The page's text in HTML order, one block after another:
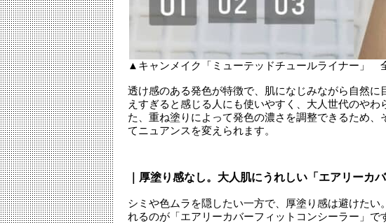
▲キャンメイク「ミューテッドチュールライナー」
透け感のある発色が特徴で、肌になじみながら自然
えすぎると感じる人にも使いやすく、大人世代のや
た、重ね塗りによって発色の濃さを調整できるため
てニュアンスを変えられます。
｜厚塗り感なし。大人肌にうれしい「エアリーカ
シミや色ムラを隠したい一方で、厚塗り感は避けたい
れるのが「エアリーカバーフィットコンシーラー」で